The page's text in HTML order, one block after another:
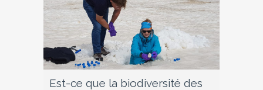
Est-ce que la biodiversité des